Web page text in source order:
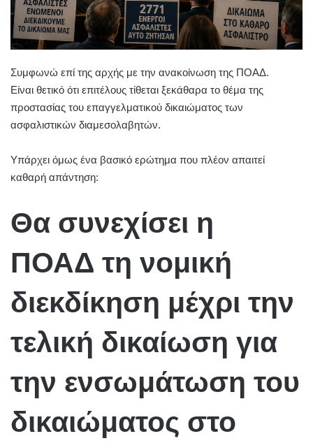
Συμφωνώ επί της αρχής με την ανακοίνωση της ΠΟΑΔ.
Είναι θετικό ότι επιτέλους τίθεται ξεκάθαρα το θέμα της
προστασίας του επαγγελματικού δικαιώματος των
ασφαλιστικών διαμεσολαβητών.
Υπάρχει όμως ένα βασικό ερώτημα που πλέον απαιτεί
καθαρή απάντηση:
Θα συνεχίσει η
ΠΟΑΔ τη νομική
διεκδίκηση μέχρι την
τελική δικαίωση για
την ενσωμάτωση του
δικαιώματος στο